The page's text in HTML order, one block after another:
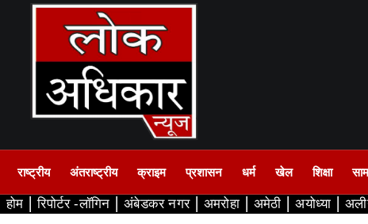
राष्ट्रीय अंतराष्ट्रीय क्राइम प्रशासन धर्म खेल शिक्षा
होम रिपोर्टर -लॉगिन अंबेडकर नगर अमरोहा अमेठी अयोध्या